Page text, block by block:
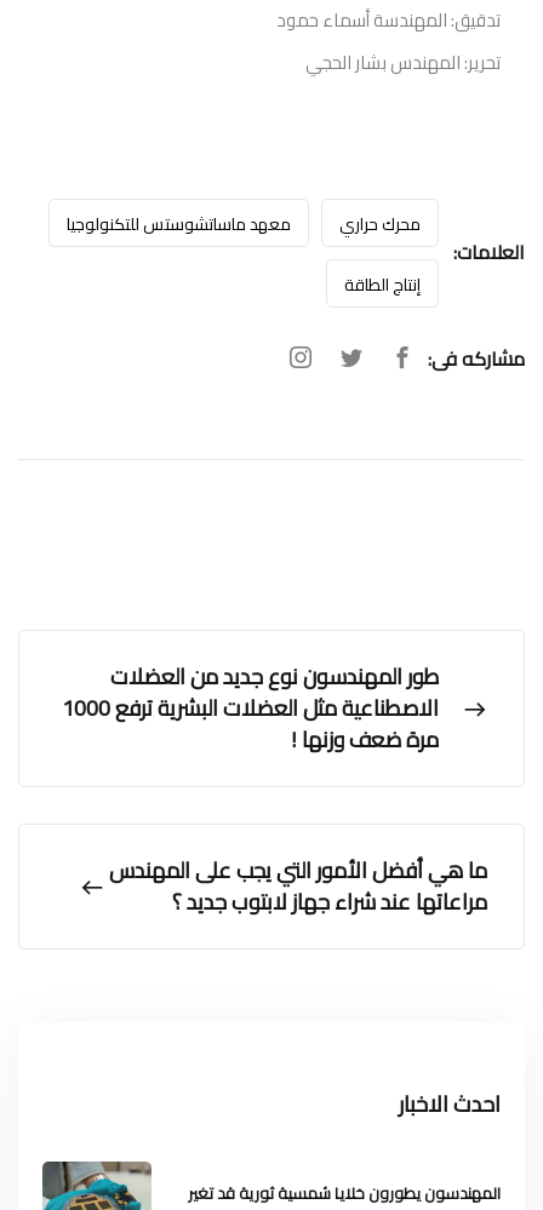
تدقيق: المهندسة أسماء حمود
تحرير: المهندس بشار الحجي
العلامات:
محرك حراري
معهد ماساتشوستس للتكنولوجيا
إنتاج الطاقة
مشاركه فى:
طور المهندسون نوع جديد من العضلات
الاصطناعية مثل العضلات البشرية ترفع 1000
مرة ضعف وزنها !
ما هي أفضل الأمور التي يجب على المهندس
مراعاتها عند شراء جهاز لابتوب جديد ؟
احدث الاخبار
المهندسون يطورون خلايا شمسية ثورية قد تغير